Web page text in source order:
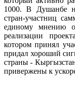
1000. В Душанбе
стран-участниц
единому мнению о
реализации
котором принял
придал хороший
страны -
привержены к